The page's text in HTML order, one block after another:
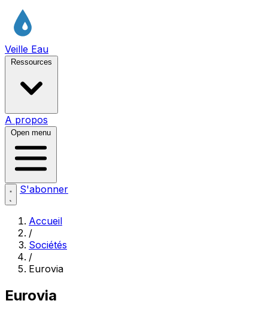
Veille Eau
Ressources
A propos
Open menu
S'abonner
Accueil
/
Sociétés
/
Eurovia
Eurovia